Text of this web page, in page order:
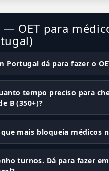
— OET para
Portugal dá para fazer o
tempo preciso para
B (350+)?
mais bloqueia médicos
turnos. Dá para fazer